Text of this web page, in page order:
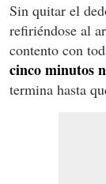
Sin quitar el
refiriéndose al
contento con
cinco minutos
termina hasta